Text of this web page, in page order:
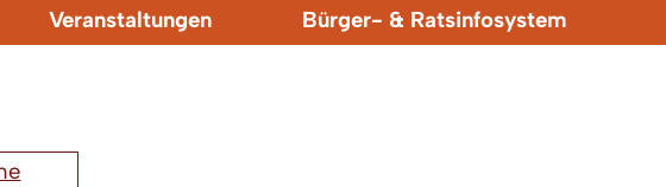
Veranstaltungen Bürger- & Ratsinfosystem